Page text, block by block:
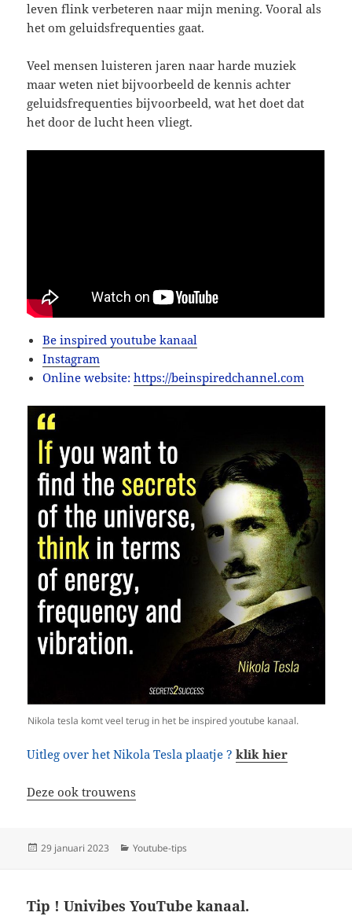
leven flink verbeteren naar mijn mening. Vooral als
het om geluidsfrequenties gaat.
Veel mensen luisteren jaren naar harde muziek
maar weten niet bijvoorbeeld de kennis achter
geluidsfrequenties bijvoorbeeld, wat het doet dat
het door de lucht heen vliegt.
Be inspired youtube kanaal
Instagram
Online website:https://beinspiredchannel.com
Nikola tesla komt veel terug in het be inspired youtube kanaal.
Uitleg over het Nikola Tesla plaatje ?klik hier
Deze ook trouwens
Geplaatst
29 januari 2023 Categorieën
Youtube-tips
Tip ! Univibes YouTube kanaal.